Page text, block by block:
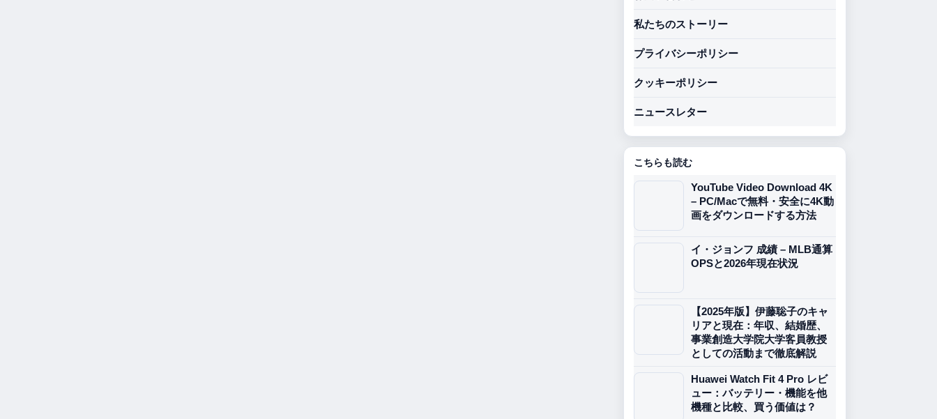
私たちのストーリー
プライバシーポリシー
クッキーポリシー
ニュースレター
こちらも読む
YouTube Video Download 4K
– PC/Macで無料・安全に4K動
画をダウンロードする方法
イ・ジョンフ 成績 – MLB通算
OPSと2026年現在状況
【2025年版】伊藤聡子のキャ
リアと現在：年収、結婚歴、
事業創造大学院大学客員教授
としての活動まで徹底解説
Huawei Watch Fit 4 Pro レビ
ュー：バッテリー・機能を他
機種と比較、買う価値は？